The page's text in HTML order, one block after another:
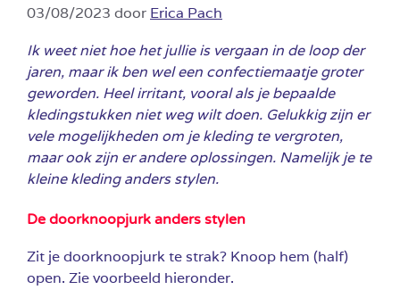
03/08/2023 door Erica Pach
Ik weet niet hoe het jullie is vergaan in de loop der
jaren, maar ik ben wel een confectiemaatje groter
geworden. Heel irritant, vooral als je bepaalde
kledingstukken niet weg wilt doen. Gelukkig zijn er
vele mogelijkheden om je kleding te vergroten,
maar ook zijn er andere oplossingen. Namelijk je te
kleine kleding anders stylen.
De doorknoopjurk anders stylen
Zit je doorknoopjurk te strak? Knoop hem (half)
open. Zie voorbeeld hieronder.